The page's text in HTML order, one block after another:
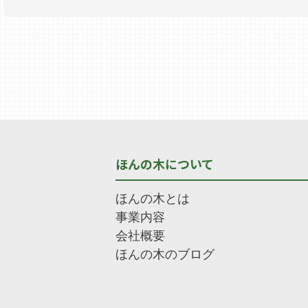
ほんの木について
ほんの木とは
事業内容
会社概要
ほんの木のブログ